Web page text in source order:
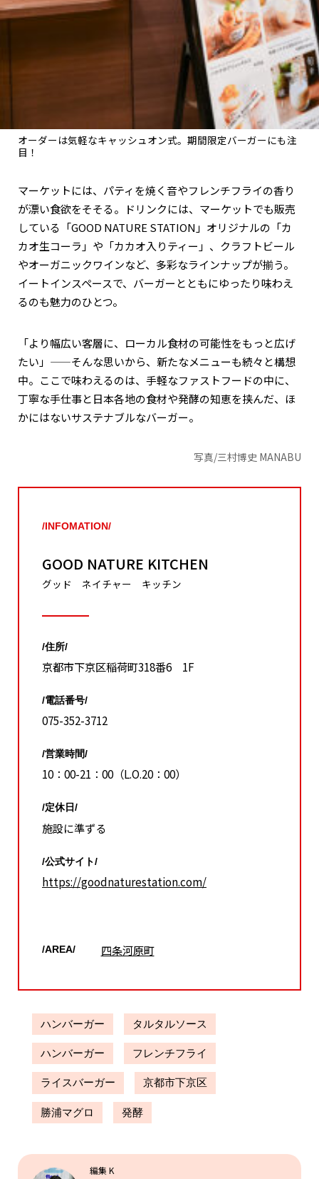
オーダーは気軽なキャッシュオン式。期間限定バーガーにも注
目！
マーケットには、パティを焼く音やフレンチフライの香り
が漂い食欲をそそる。ドリンクには、マーケットでも販売
している「GOOD NATURE STATION」オリジナルの「カ
カオ生コーラ」や「カカオ入りティー」、クラフトビール
やオーガニックワインなど、多彩なラインナップが揃う。
イートインスペースで、バーガーとともにゆったり味わえ
るのも魅力のひとつ。
「より幅広い客層に、ローカル食材の可能性をもっと広げ
たい」——そんな思いから、新たなメニューも続々と構想
中。ここで味わえるのは、手軽なファストフードの中に、
丁寧な手仕事と日本各地の食材や発酵の知恵を挟んだ、ほ
かにはないサステナブルなバーガー。
写真/三村博史 MANABU
/INFOMATION/
GOOD NATURE KITCHEN
グッド ネイチャー キッチン
/住所/
京都市下京区稲荷町318番6 1F
/電話番号/
075-352-3712
/営業時間/
10：00-21：00（L.O.20：00）
/定休日/
施設に準ずる
/公式サイト/
https://goodnaturestation.com/
/AREA/ 四条河原町
ハンバーガー タルタルソース
ハンバーガー フレンチフライ
ライスバーガー 京都市下京区
勝浦マグロ 発酵
編集 K